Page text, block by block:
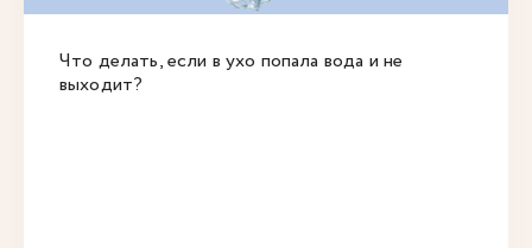
Что делать, если в ухо попала вода и не
выходит?